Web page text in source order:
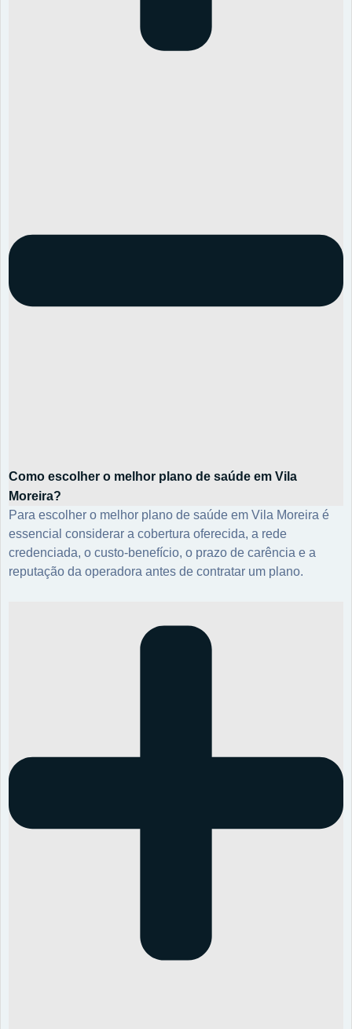
Como escolher o melhor plano de saúde em Vila
Moreira?
Para escolher o melhor plano de saúde em Vila Moreira é
essencial considerar a cobertura oferecida, a rede
credenciada, o custo-benefício, o prazo de carência e a
reputação da operadora antes de contratar um plano.